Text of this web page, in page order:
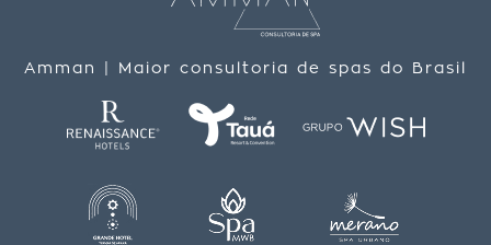
Amman | Maior consultoria de spas do Brasil